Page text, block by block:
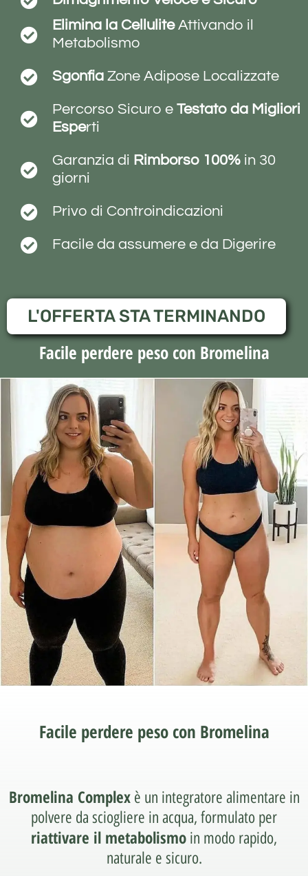
Elimina la CelluliteAttivando il
Metabolismo
Sgonfia Zone Adipose Localizzate
Percorso Sicuro eTestato da Migliori
Esperti
Garanzia di Rimborso 100% in 30
giorni
Privo di Controindicazioni
Facile da assumere e da Digerire
L'OFFERTA STA TERMINANDO
Facile perdere peso con Bromelina
Facile perdere peso con Bromelina
Bromelina Complexè un integratore alimentare in
polvere da sciogliere in acqua, formulato per
riattivare il metabolismo in modo rapido,
naturale e sicuro.